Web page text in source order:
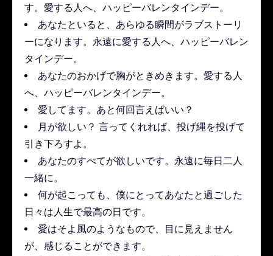
す。愛する人へ、ハッピーバレンタインデー。
あなたといると、あらゆる瞬間がラブストーリ
ーになります。永遠に愛する人へ、ハッピーバレン
タインデー。
あなたのおかげで胸がときめきます。愛する人
へ、ハッピーバレンタインデー。
愛してます。あと何回言えばいい？
月が欲しい？ 言ってくれれば、投げ縄を投げて
引き下ろすよ。
あなたのすべてが欲しいです。永遠に毎日二人
一緒に。
何が起こっても、僕にとってあなたと過ごした
日々は人生で最高の日です。
愛はそよ風のようなもので、目に見えません
が、感じることができます。